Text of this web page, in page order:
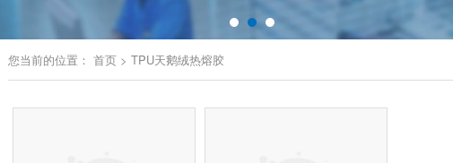
您当前的位置： 首页 > TPU天鹅绒热熔胶